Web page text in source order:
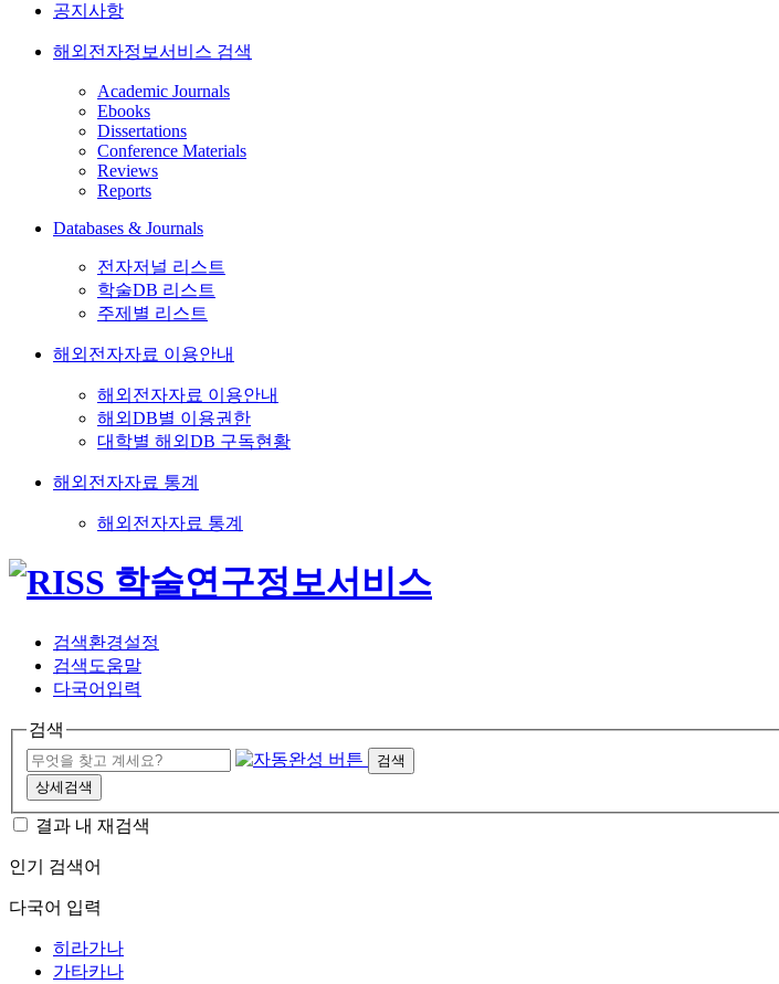
공지사항
해외전자정보서비스 검색
Academic Journals
Ebooks
Dissertations
Conference Materials
Reviews
Reports
Databases & Journals
전자저널 리스트
학술DB 리스트
주제별 리스트
해외전자자료 이용안내
해외전자자료 이용안내
해외DB별 이용권한
대학별 해외DB 구독현황
해외전자자료 통계
해외전자자료 통계
검색환경설정
검색도움말
다국어입력
검색
검색
상세검색
결과 내 재검색
인기 검색어
다국어 입력
히라가나
가타카나